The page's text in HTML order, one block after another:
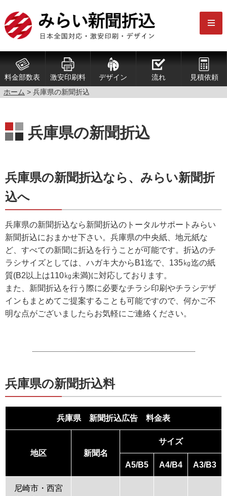
料金部数表 激安印刷料 デザイン 流れ
見積依頼
ホーム > 兵庫県の新聞折込
兵庫県の新聞折込
兵庫県の新聞折込なら、みらい新聞折
込へ
兵庫県の新聞折込なら新聞折込のトータルサポートみらい
新聞折込におまかせ下さい。兵庫県の中央紙、地元紙な
ど、すべての新聞に折込を行うことが可能です。折込のチ
ラシサイズとしては、ハガキ大からB1迄で、135㎏迄の紙
質(B2以上は110㎏未満)に対応しております。
また、新聞折込を行う際に必要なチラシ印刷やチラシデザ
インもまとめてご提案することも可能ですので、何かご不
明な点がございましたらお気軽にご連絡ください。
兵庫県の新聞折込料
兵庫県 新聞折込広告 料金表
地区 新聞名
サイズ
A5/B5 A4/B4 A3/B3
尼崎市・西宮